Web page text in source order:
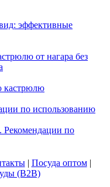
эффективные
от нагара без
кастрюлю
по использованию
Рекомендации по
| Посуда оптом|
(B2B)